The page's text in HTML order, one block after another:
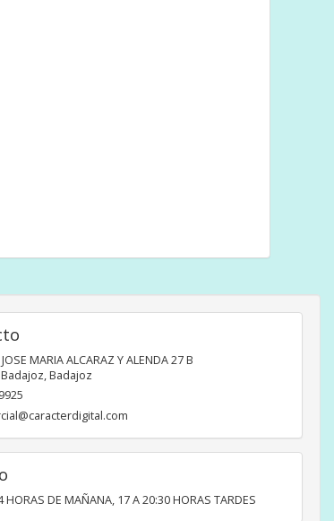
MARIA ALCARAZ Y ALENDA 27 B
Badajoz,Badajoz
HORAS DE MAÑANA, 17 A 20:30 HORAS TARDES